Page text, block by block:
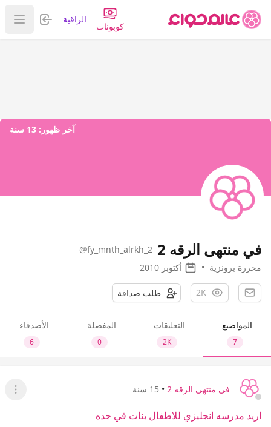
كوبونات
الراقية تسجيل
عرض
آخر ظهور: 13 سنة
في منتهى الرقه 2
@fy_mnth_alrkh_2
محررة برونزية • أكتوبر 2010
2K طلب صداقة
المواضيع
7
التعليقات
2K
المفضلة
0
الأصدقاء
6
في منتهى الرقه 2 • 15 سنة
عرض
اريد مدرسه انجليزي للاطفال بنات في جده